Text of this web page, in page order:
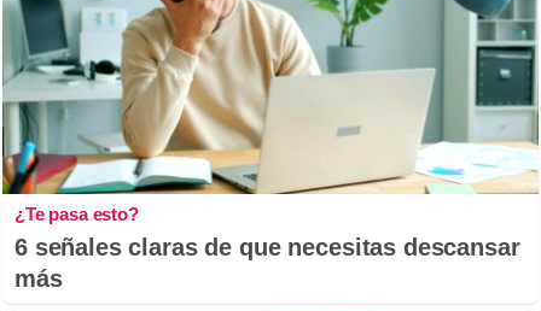
¿Te pasa esto?
6 señales claras de que necesitas descansar
más